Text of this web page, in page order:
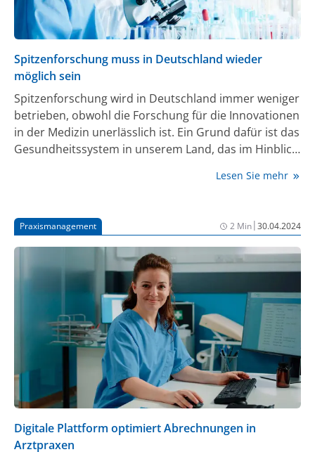
Spitzenforschung muss in Deutschland wieder
möglich sein
Spitzenforschung wird in Deutschland immer weniger
betrieben, obwohl die Forschung für die Innovationen
in der Medizin unerlässlich ist. Ein Grund dafür ist das
Gesundheitssystem in unserem Land, das im Hinblick
Versorgung hinsichtlich seiner Strukturen keine oder
Lesen Sie mehr
Praxismanagement 2 Min|30.04.2024
Digitale Plattform optimiert Abrechnungen in
Arztpraxen